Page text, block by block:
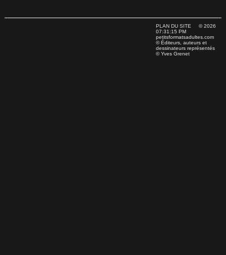
PLAN DU SITE © 2026
07:31:15 PM
petitsformatsadultes.com
© Éditeurs, auteurs et
dessinateurs représentés
© Yves Grenet